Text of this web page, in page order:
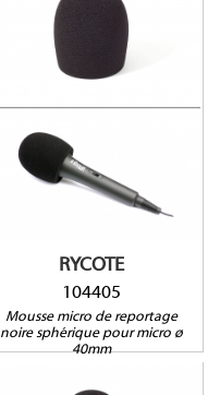
RYCOTE
104405
Mousse micro de reportage
noire sphérique pour micro ø
40mm
C535EB, Neumann KMS104
KMS105, BeyerDynamic
MCE58, Electrovoice
RE1000, RE50, RE27,
Sennheiser e835, SKM avec